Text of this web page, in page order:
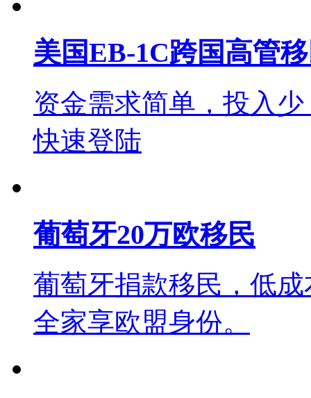
美国EB-1C跨国高管
资金需求简单，投入
快速登陆
葡萄牙20万欧移民
葡萄牙捐款移民，低
全家享欧盟身份。